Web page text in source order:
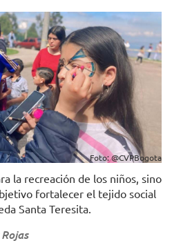
Foto: @CVPBogota
la recreación de los niños, sino
fortalecer el tejido social
Santa Teresita.